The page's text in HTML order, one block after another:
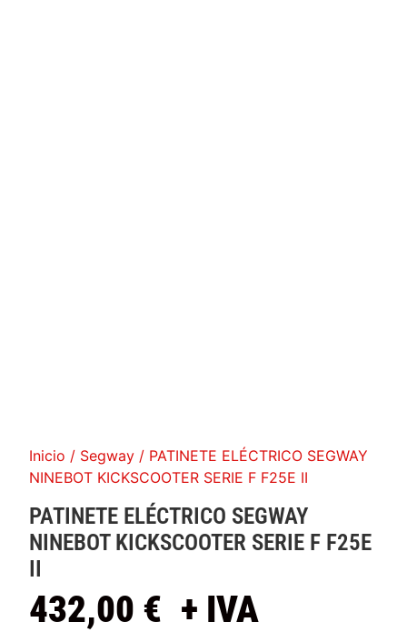
Inicio / Segway / PATINETE ELÉCTRICO SEGWAY
NINEBOT KICKSCOOTER SERIE F F25E II
PATINETE ELÉCTRICO SEGWAY
NINEBOT KICKSCOOTER SERIE F F25E
II
432,00 € + IVA